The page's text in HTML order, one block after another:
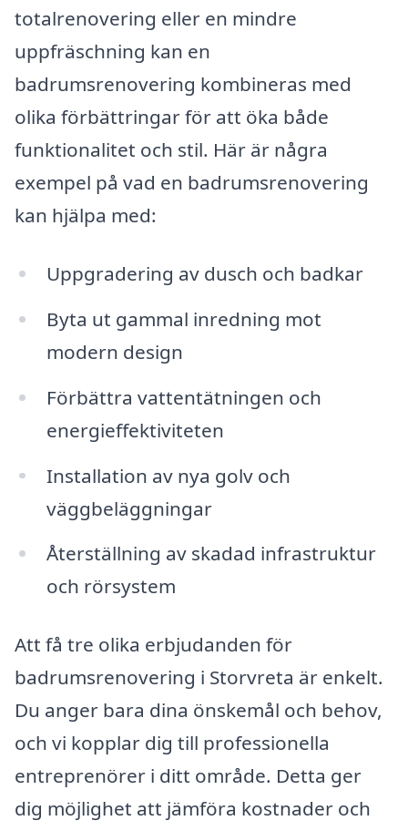
totalrenovering eller en mindre
uppfräschning kan en
badrumsrenovering kombineras med
olika förbättringar för att öka både
funktionalitet och stil. Här är några
exempel på vad en badrumsrenovering
kan hjälpa med:
Uppgradering av dusch och badkar
Byta ut gammal inredning mot
modern design
Förbättra vattentätningen och
energieffektiviteten
Installation av nya golv och
väggbeläggningar
Återställning av skadad infrastruktur
och rörsystem
Att få tre olika erbjudanden för
badrumsrenovering i Storvreta är enkelt.
Du anger bara dina önskemål och behov,
och vi kopplar dig till professionella
entreprenörer i ditt område. Detta ger
dig möjlighet att jämföra kostnader och